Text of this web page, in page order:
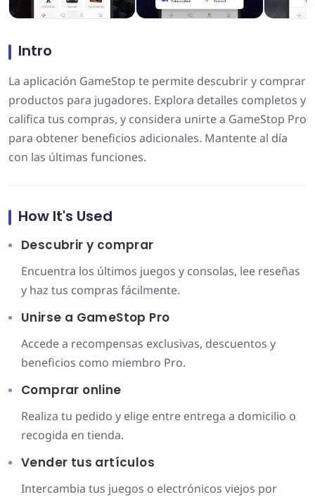
Intro
La aplicación GameStop te permite descubrir y comprar
productos para jugadores. Explora detalles completos y
califica tus compras, y considera unirte a GameStop Pro
para obtener beneficios adicionales. Mantente al día
con las últimas funciones.
How It's Used
Descubrir y comprar
Encuentra los últimos juegos y consolas, lee reseñas
y haz tus compras fácilmente.
Unirse a GameStop Pro
Accede a recompensas exclusivas, descuentos y
beneficios como miembro Pro.
Comprar online
Realiza tu pedido y elige entre entrega a domicilio o
recogida en tienda.
Vender tus artículos
Intercambia tus juegos o electrónicos viejos por